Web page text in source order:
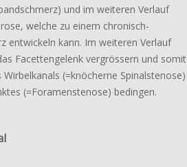
und im weite­ren Verlauf
welche zu einem chronisch-
entwi­ckeln kann. Im weite­ren Verlauf
Facetten­­gelenk vergrös­sern und somit
(=knöcher­ne Spinal­stenose)
(=Foramen­stenose) bedingen.